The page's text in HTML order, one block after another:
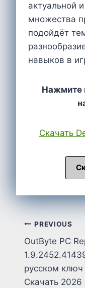
актуальной
множества
подойдёт
навыков в
Нажмите
Cкачать
Post
PREVIOUS
OutByte PC
русском ключ
Скачать 2026